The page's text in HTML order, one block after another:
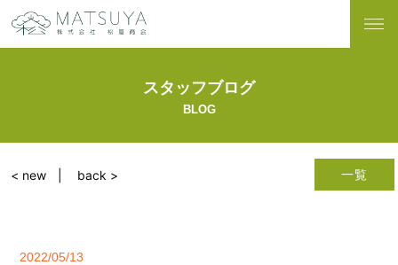
スタッフブログ
BLOG
一覧
< new back >
2022/05/13